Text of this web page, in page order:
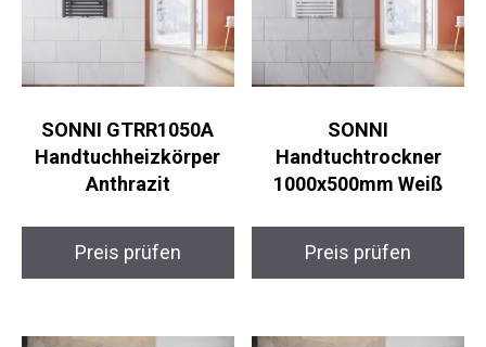
SONNI GTRR1050A
Handtuchheizkörper
Anthrazit
Preis prüfen
SONNI
Handtuchtrockner
1000x500mm Weiß
Preis prüfen